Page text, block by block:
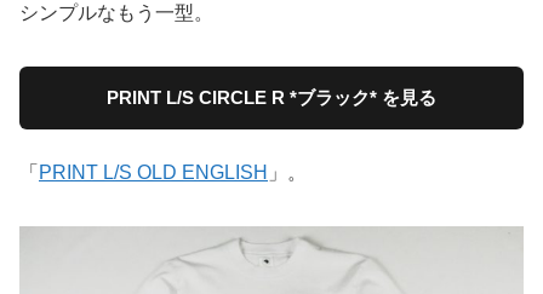
シンプルなもう一型。
PRINT L/S CIRCLE R *ブラック* を見る
「 PRINT L/S OLD ENGLISH 」。